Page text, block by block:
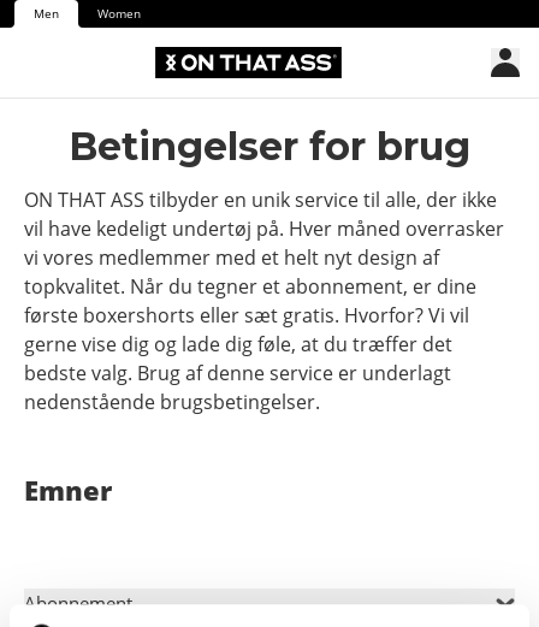
Men Women
Betingelser for brug
ON THAT ASS tilbyder en unik service til alle, der ikke
vil have kedeligt undertøj på. Hver måned overrasker
vi vores medlemmer med et helt nyt design af
topkvalitet. Når du tegner et abonnement, er dine
første boxershorts eller sæt gratis. Hvorfor? Vi vil
gerne vise dig og lade dig føle, at du træffer det
bedste valg. Brug af denne service er underlagt
nedenstående brugsbetingelser.
Emner
Abonnement